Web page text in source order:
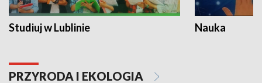
Studiuj w Lublinie Nauka
PRZYRODA I EKOLOGIA